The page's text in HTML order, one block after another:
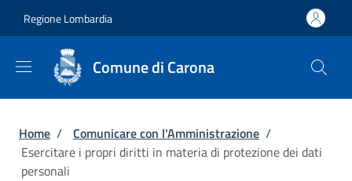
Regione Lombardia
Comune di Carona
Briciole di pane
Home / Comunicare con l'Amministrazione /
Esercitare i propri diritti in materia di protezione dei dati
personali